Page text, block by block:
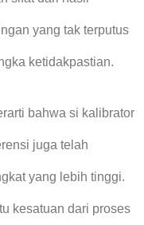
yang tak terputus
ketidakpastian.
bahwa si kalibrator
juga telah
yang lebih tinggi.
kesatuan dari proses